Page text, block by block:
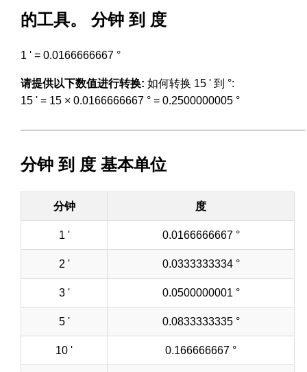
的工具。 分钟 到 度
1 ' = 0.0166666667 °
请提供以下数值进行转换: 如何转换 15 ' 到 °:
15 ' = 15 × 0.0166666667 ° = 0.2500000005 °
分钟 到 度 基本单位
分钟 度
1 ' 0.0166666667 °
2 ' 0.0333333334 °
3 ' 0.0500000001 °
5 ' 0.0833333335 °
10 ' 0.166666667 °